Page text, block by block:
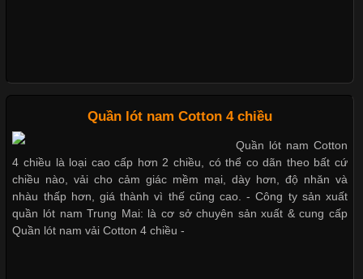
Xu Hướng Form Áo Thun Phổ Biến Trong Ngành May Mặc
Cập nhật 2026-05-09 15:58:23
Các Form Áo Thun Phổ Biến Hiện Nay Và Xu Hướng Trong
Ngành May Mặc Áo thun là một trong những trang phục quen
thuộc và được sử dụng phổ biến nhất hiện nay. Không chỉ đa
Quần lót nam Cotton 4 chiều
Quần lót nam Cotton
4 chiều là loại cao cấp hơn 2 chiều, có thể co dãn theo bất cứ
chiều nào, vải cho cảm giác mềm mại, dày hơn, độ nhăn và
nhàu thấp hơn, giá thành vì thế cũng cao. - Công ty sản xuất
quần lót nam Trung Mai: là cơ sở chuyên sản xuất & cung cấp
Quần lót nam vải Cotton 4 chiều -